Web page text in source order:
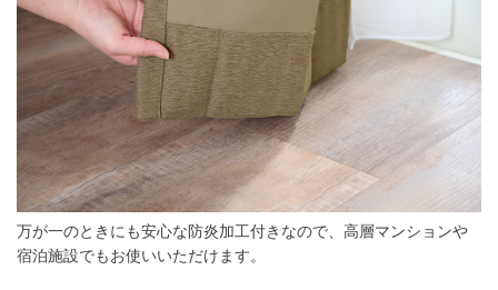
万が一のときにも安心な防炎加工付きなので、高層マンションや
宿泊施設でもお使いいただけます。